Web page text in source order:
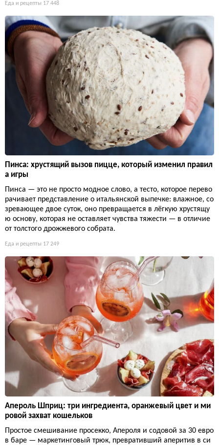
Еда и рецепты 17 448
Пинса: хрустящий вызов пицце, который изменил правил
а игры
Пинса — это не просто модное слово, а тесто, которое перево
рачивает представление о итальянской выпечке: влажное, со
зревающее двое суток, оно превращается в лёгкую хрустящу
ю основу, которая не оставляет чувства тяжести — в отличие
от толстого дрожжевого собрата.
Еда и рецепты 17 249
Апероль Шприц: три ингредиента, оранжевый цвет и ми
ровой захват кошельков
Простое смешивание просекко, Апероля и содовой за 30 евро
в баре — маркетинговый трюк, превративший аперитив в си